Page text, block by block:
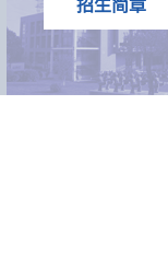
招生简章